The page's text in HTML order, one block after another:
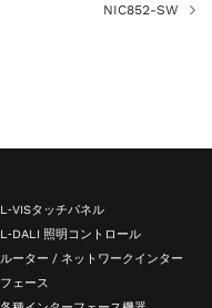
NIC852-SW
L‑VISタッチパネル
L‑DALI 照明コントロール
ルーター / ネットワークインター
フェース